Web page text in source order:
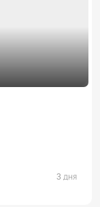
3 дня